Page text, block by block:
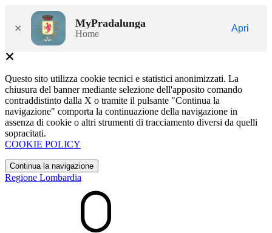
× MyPradalunga
Home
Apri
Questo sito utilizza cookie tecnici e statistici anonimizzati. La
chiusura del banner mediante selezione dell'apposito comando
contraddistinto dalla X o tramite il pulsante "Continua la
navigazione" comporta la continuazione della navigazione in
assenza di cookie o altri strumenti di tracciamento diversi da quelli
sopracitati.
COOKIE POLICY
Continua la navigazione
Regione Lombardia